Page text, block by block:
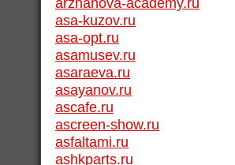
asa-kuzov.ru
asa-opt.ru
asamusev.ru
asaraeva.ru
asayanov.ru
ascafe.ru
ascreen-show.ru
asfaltami.ru
ashkparts.ru